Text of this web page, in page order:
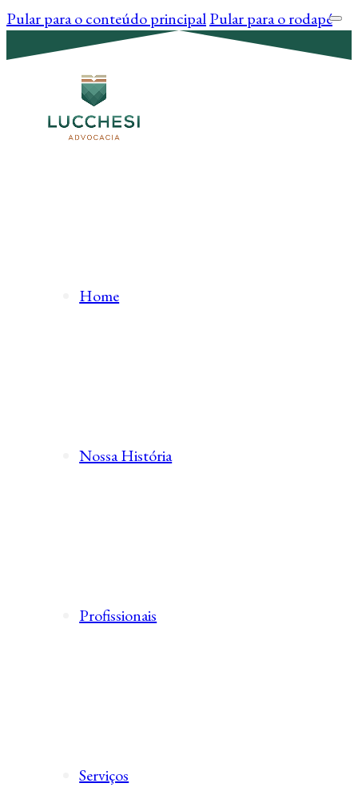
Pular para o conteúdo principalPular para o rodapé
Home
Nossa História
Profissionais
Serviços